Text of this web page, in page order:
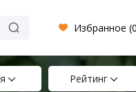
Избранное (0
Рейтинг